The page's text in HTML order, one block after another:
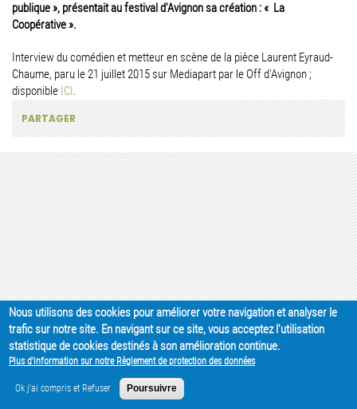
publique », présentait au festival d'Avignon sa création : « La
Coopérative ».
Interview du comédien et metteur en scène de la pièce Laurent Eyraud-
Chaume, paru le 21 juillet 2015 sur Mediapart par le Off d'Avignon ;
disponible ICI.
PARTAGER
Nous utilisons des cookies pour améliorer votre navigation et analyser le
trafic sur notre site. En navigant sur ce site, vous acceptez l'utilisation
statistique de cookies destinés à son amélioration continue.
Plus d'information sur notre Règlement de protection des données
Ok j'ai compris et Refuser Poursuivre